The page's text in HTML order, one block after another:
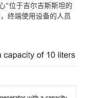
”位于吉尔吉斯斯坦的
终端使用设备的人员